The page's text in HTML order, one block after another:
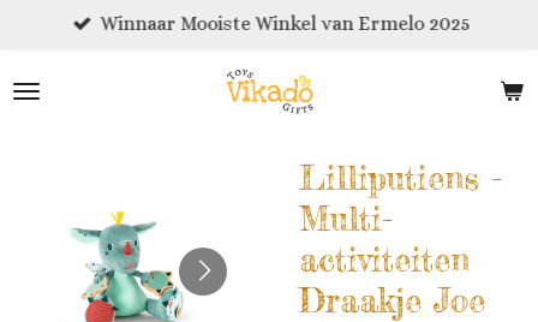
naar
Winnaar Mooiste Winkel van Ermelo 2025
Lilliputiens -
Multi-
activiteiten
Draakje Joe